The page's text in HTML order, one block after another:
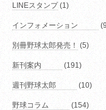
LINEスタンプ(1)
インフォメーション
別冊野球太郎発売！ (5)
新刊案内 (191)
週刊野球太郎 (10)
野球コラム (154)